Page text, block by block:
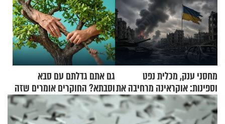
מחסני ענק, מכלית נפט
וספינות: אוקראינה מרחיבה את
התקיפות בעומק רוסיה
גם אתם גדלתם עם סבא
וסבתא? החוקרים אומרים שזה
מתכון מנצח